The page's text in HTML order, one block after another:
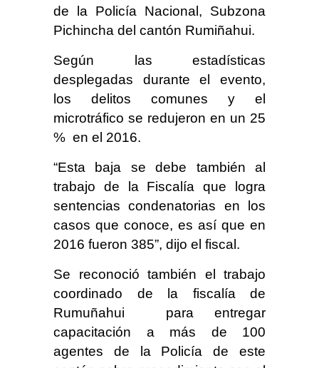
de la Policía Nacional, Subzona
Pichincha del cantón Rumiñahui.
Según las estadísticas
desplegadas durante el evento,
los delitos comunes y el
microtráfico se redujeron en un 25
% en el 2016.
“Esta baja se debe también al
trabajo de la Fiscalía que logra
sentencias condenatorias en los
casos que conoce, es así que en
2016 fueron 385”, dijo el fiscal.
Se reconoció también el trabajo
coordinado de la fiscalía de
Rumuñahui para entregar
capacitación a más de 100
agentes de la Policía de este